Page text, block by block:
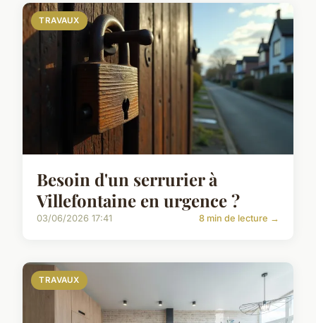
TRAVAUX
Besoin d'un serrurier à
Villefontaine en urgence ?
03/06/2026 17:41 8 min de lecture →
TRAVAUX